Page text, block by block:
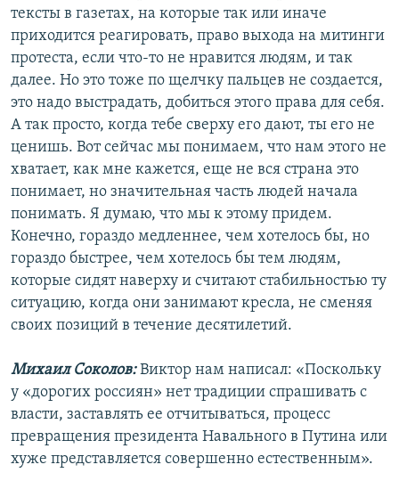
тексты в газетах, на которые так или иначе
приходится реагировать, право выхода на митинги
протеста, если что-то не нравится людям, и так
далее. Но это тоже по щелчку пальцев не создается,
это надо выстрадать, добиться этого права для себя.
А так просто, когда тебе сверху его дают, ты его не
ценишь. Вот сейчас мы понимаем, что нам этого не
хватает, как мне кажется, еще не вся страна это
понимает, но значительная часть людей начала
понимать. Я думаю, что мы к этому придем.
Конечно, гораздо медленнее, чем хотелось бы, но
гораздо быстрее, чем хотелось бы тем людям,
которые сидят наверху и считают стабильностью ту
ситуацию, когда они занимают кресла, не сменяя
своих позиций в течение десятилетий.
Михаил Соколов:Виктор нам написал: «Поскольку
у «дорогих россиян» нет традиции спрашивать с
власти, заставлять ее отчитываться, процесс
превращения президента Навального в Путина или
хуже представляется совершенно естественным».